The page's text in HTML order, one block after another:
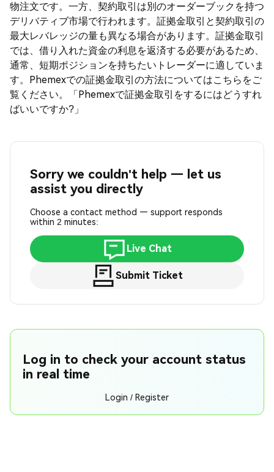
物注文です。一方、契約取引は別のオーダーブックを持つ
デリバティブ市場で行われます。証拠金取引と契約取引の
最大レバレッジの量も異なる場合があります。証拠金取引
では、借り入れた資金の利息を返済する必要があるため、
通常、短期ポジションを持ちたいトレーダーに適していま
す。Phemexでの証拠金取引の方法についてはこちらをご
覧ください。「Phemexで証拠金取引をするにはどうすれ
ばいいですか?」
Sorry we couldn't help — let us
assist you directly
Choose a contact method — support responds
within 2 minutes:
Live Chat
Submit Ticket
Log in to check your account status
in real time
Login / Register